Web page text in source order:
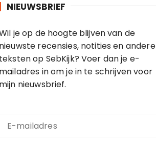
NIEUWSBRIEF
je op de hoogte blijven van de
nieuwste recensies, notities en andere
teksten op SebKijk? Voer dan je e-
mailadres in om je in te schrijven voor
mijn nieuwsbrief.